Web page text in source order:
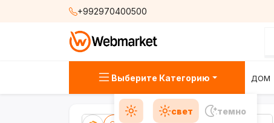
+992970400500
Выберите Категорию ДОМ
свет темно